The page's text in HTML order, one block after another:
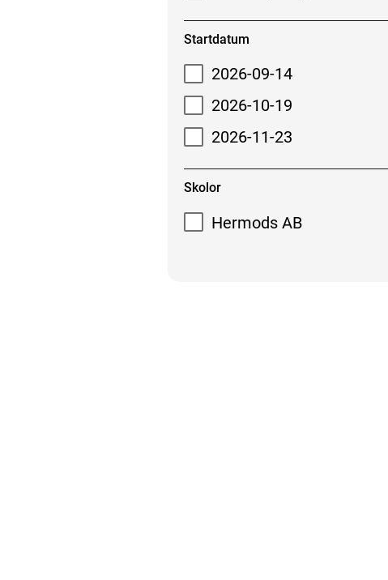
Startdatum
2026-09-14
2026-10-19
2026-11-23
Skolor
Hermods AB